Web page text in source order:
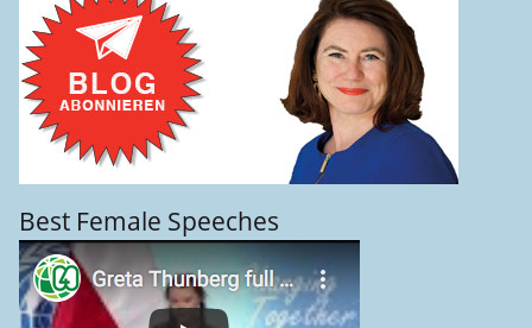
Best Female Speeches